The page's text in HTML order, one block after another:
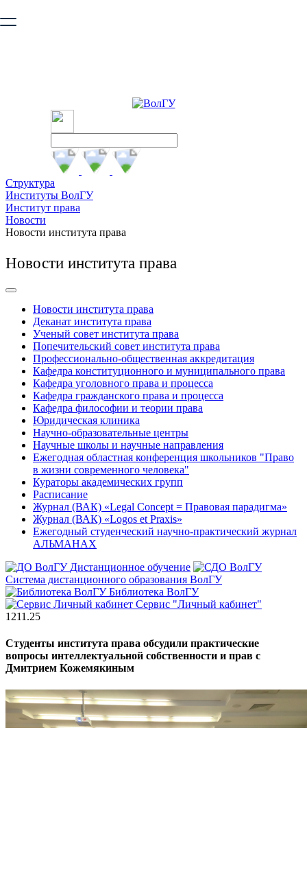
безопасную работу с сайтом. Пожалуйста
Структура
Институты ВолГУ
Институт права
Новости
Новости института права
Новости института права
Новости института права
Деканат института права
Ученый совет института права
Попечительский совет института права
Профессионально-общественная аккредитация
Кафедра конституционного и муниципального права
Кафедра уголовного права и процесса
Кафедра гражданского права и процесса
Кафедра философии и теории права
Юридическая клиника
Научно-образовательные центры
Научные школы и научные направления
Ежегодная областная конференция школьников "Право
в жизни современного человека"
Кураторы академических групп
Расписание
Журнал (ВАК) «Legal Concept = Правовая парадигма»
Журнал (ВАК) «Logos et Praxis»
Ежегодный студенческий научно-практический журнал
АЛЬМАНАХ
Дистанционное обучение
Система дистанционного образования ВолГУ
Библиотека ВолГУ
Сервис "Личный кабинет"
1211.25
Студенты института права обсудили практические
вопросы интеллектуальной собственности и прав с
Дмитрием Кожемякиным